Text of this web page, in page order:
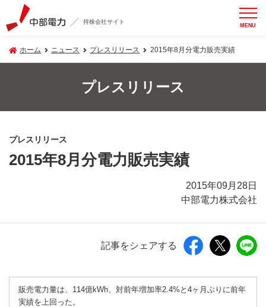
持株会社サイト MENU
ホーム ニュース プレスリリース 2015年8月分電力販売実績
プレスリリース
プレスリリース
2015年8月分電力販売実績
2015年09月28日
中部電力株式会社
記事をシェアする
販売電力量は、114億kWh、対前年増加率2.4%と4ヶ月ぶりに前年
実績を上回った。